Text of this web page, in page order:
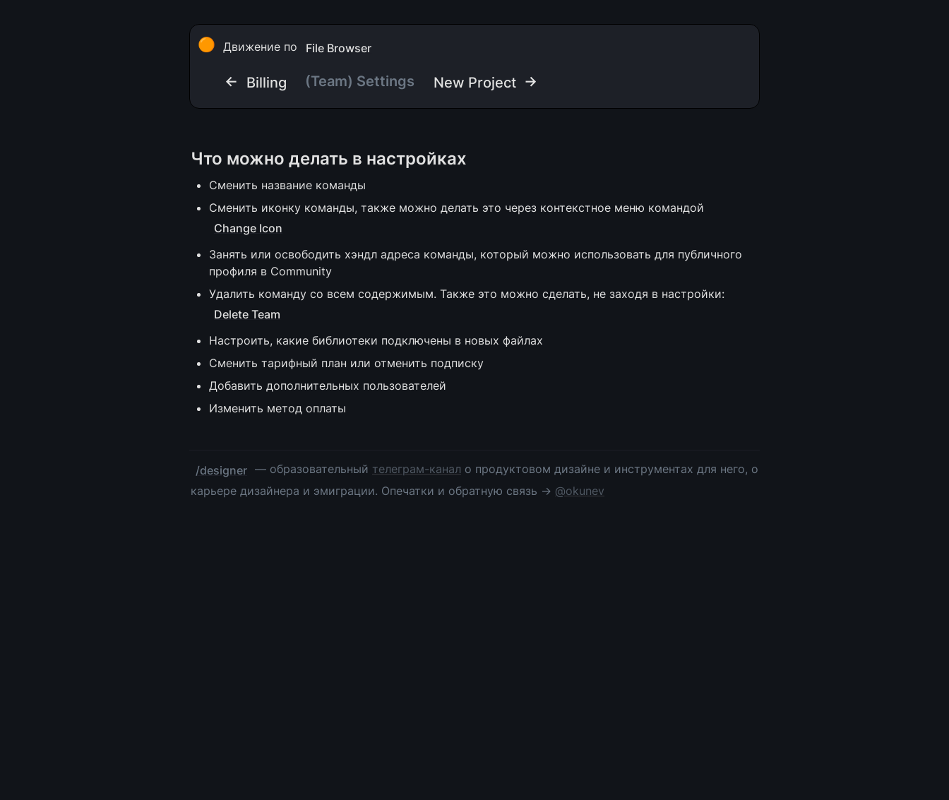
🟠 Движение по File Browser
← Billing (Team) Settings New Project →
Что можно делать в настройках
Сменить название команды
Сменить иконку команды, также можно делать это через контекстное меню командой
Change Icon
Занять или освободить хэндл адреса команды, который можно использовать для публичного
профиля в Community
Удалить команду со всем содержимым. Также это можно сделать, не заходя в настройки:
Delete Team
Настроить, какие библиотеки подключены в новых файлах
Сменить тарифный план или отменить подписку
Добавить дополнительных пользователей
Изменить метод оплаты
/designer — образовательный телеграм-канал о продуктовом дизайне и инструментах для него, о
карьере дизайнера и эмиграции. Опечатки и обратную связь → @okunev